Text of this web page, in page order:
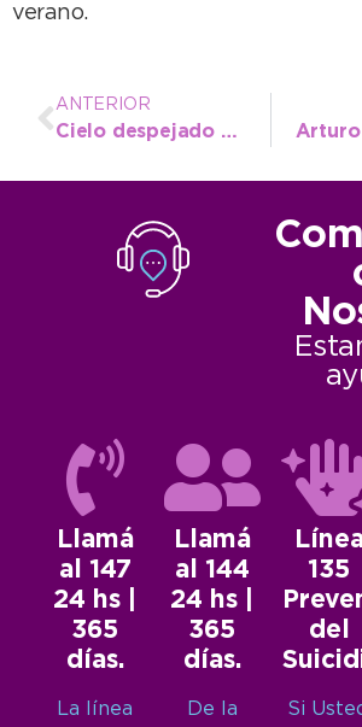
verano.
ANTERIOR
Cielo despejado y una máxima de 26º para este miércoles
Llamá
al 147
24 hs |
365
días.
La línea
Llamá
al 144
24 hs |
365
días.
De la
135
del
Si